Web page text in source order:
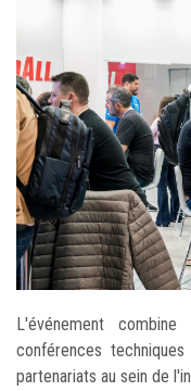
L'événement
conférences
partenariats au sein de